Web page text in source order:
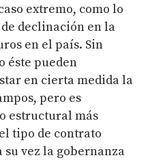
extremo, como lo
declinación en la
en el país. Sin
éste pueden
en cierta medida la
pero es
estructural más
tipo de contrato
vez la gobernanza